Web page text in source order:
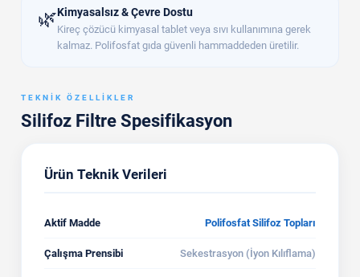
🌿Kimyasalsız & Çevre Dostu
Kireç çözücü kimyasal tablet veya sıvı kullanımına gerek
kalmaz. Polifosfat gıda güvenli hammaddeden üretilir.
TEKNIK ÖZELLIKLER
Silifoz Filtre Spesifikasyon
Ürün Teknik Verileri
Aktif Madde Polifosfat Silifoz Topları
Çalışma Prensibi Sekestrasyon (İyon Kılıflama)